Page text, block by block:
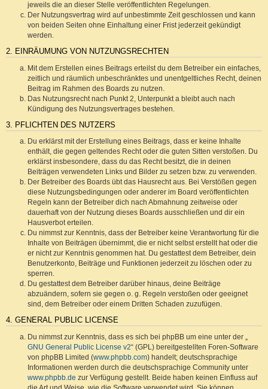
jeweils die an dieser Stelle veröffentlichten Regelungen.
Der Nutzungsvertrag wird auf unbestimmte Zeit geschlossen und kann
von beiden Seiten ohne Einhaltung einer Frist jederzeit gekündigt
werden.
2. EINRÄUMUNG VON NUTZUNGSRECHTEN
Mit dem Erstellen eines Beitrags erteilst du dem Betreiber ein einfaches,
zeitlich und räumlich unbeschränktes und unentgeltliches Recht, deinen
Beitrag im Rahmen des Boards zu nutzen.
Das Nutzungsrecht nach Punkt 2, Unterpunkt a bleibt auch nach
Kündigung des Nutzungsvertrages bestehen.
3. PFLICHTEN DES NUTZERS
Du erklärst mit der Erstellung eines Beitrags, dass er keine Inhalte
enthält, die gegen geltendes Recht oder die guten Sitten verstoßen. Du
erklärst insbesondere, dass du das Recht besitzt, die in deinen
Beiträgen verwendeten Links und Bilder zu setzen bzw. zu verwenden.
Der Betreiber des Boards übt das Hausrecht aus. Bei Verstößen gegen
diese Nutzungsbedingungen oder anderer im Board veröffentlichten
Regeln kann der Betreiber dich nach Abmahnung zeitweise oder
dauerhaft von der Nutzung dieses Boards ausschließen und dir ein
Hausverbot erteilen.
Du nimmst zur Kenntnis, dass der Betreiber keine Verantwortung für die
Inhalte von Beiträgen übernimmt, die er nicht selbst erstellt hat oder die
er nicht zur Kenntnis genommen hat. Du gestattest dem Betreiber, dein
Benutzerkonto, Beiträge und Funktionen jederzeit zu löschen oder zu
sperren.
Du gestattest dem Betreiber darüber hinaus, deine Beiträge
abzuändern, sofern sie gegen o. g. Regeln verstoßen oder geeignet
sind, dem Betreiber oder einem Dritten Schaden zuzufügen.
4. GENERAL PUBLIC LICENSE
Du nimmst zur Kenntnis, dass es sich bei phpBB um eine unter der „
GNU General Public License v2“ (GPL) bereitgestellten Foren-Software
von phpBB Limited (www.phpbb.com) handelt; deutschsprachige
Informationen werden durch die deutschsprachige Community unter
www.phpbb.de zur Verfügung gestellt. Beide haben keinen Einfluss auf